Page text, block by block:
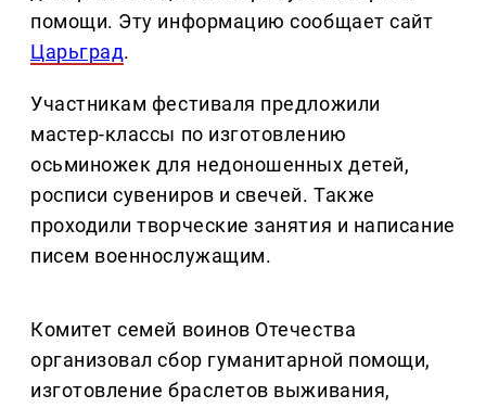
помощи. Эту информацию сообщает сайт
Царьград.
Участникам фестиваля предложили
мастер-классы по изготовлению
осьминожек для недоношенных детей,
росписи сувениров и свечей. Также
проходили творческие занятия и написание
писем военнослужащим.
Комитет семей воинов Отечества
организовал сбор гуманитарной помощи,
изготовление браслетов выживания,